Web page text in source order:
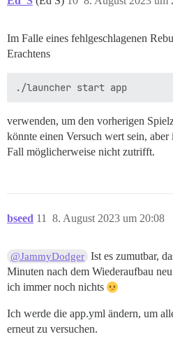
Im Falle eines fehlgeschlagenen
Erachtens
verwenden, um den vorherigen
könnte einen Versuch wert sein,
Fall möglicherweise nicht zutrifft.
bseed 8. August 2023 um 20:08
11
@JammyDodger Ist es zumutbar,
Minuten nach dem Wiederaufbau
ich immer noch nichts
Ich werde die app.yml ändern, um
erneut zu versuchen.